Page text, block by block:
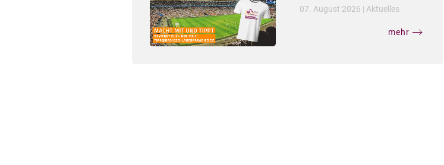
07. August 2026 | Aktuelles
mehr